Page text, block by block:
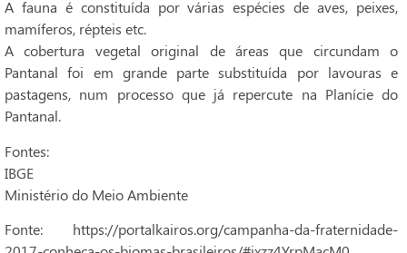
A fauna é constituída por várias espécies de aves, peixes,
mamíferos, répteis etc.
A cobertura vegetal original de áreas que circundam o
Pantanal foi em grande parte substituída por lavouras e
pastagens, num processo que já repercute na Planície do
Pantanal.
Fontes:
IBGE
Ministério do Meio Ambiente
Fonte: https://portalkairos.org/campanha-da-fraternidade-